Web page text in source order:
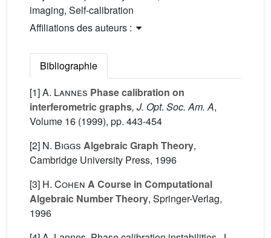
imaging, Self-calibration
Affiliations des auteurs :
Bibliographie
[1]A. Lannes Phase calibration on
interferometric graphs, J. Opt. Soc. Am. A,
Volume 16 (1999), pp. 443-454
[2] N. Biggs Algebraic Graph Theory,
Cambridge University Press, 1996
[3] H. Cohen A Course in Computational
Algebraic Number Theory, Springer-Verlag,
1996